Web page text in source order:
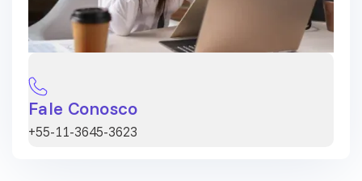
Fale Conosco
+55-11-3645-3623